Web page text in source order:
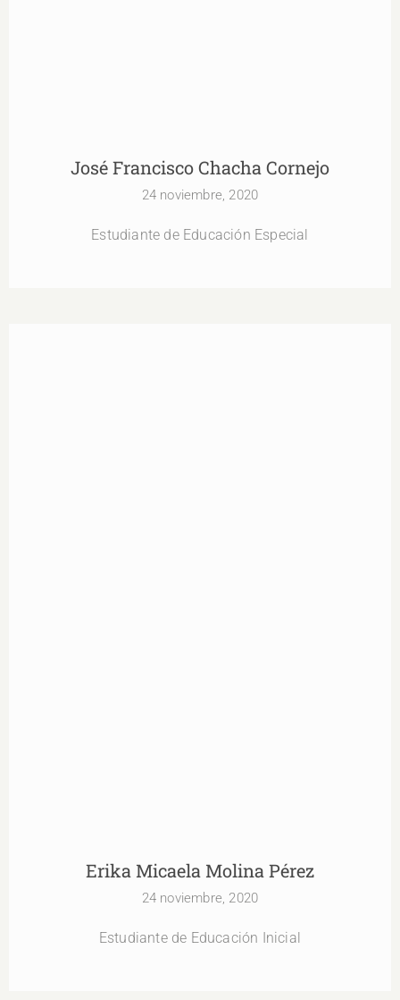
José Francisco Chacha Cornejo
24 noviembre, 2020
Estudiante de Educación Especial
Erika Micaela Molina Pérez
24 noviembre, 2020
Estudiante de Educación Inicial